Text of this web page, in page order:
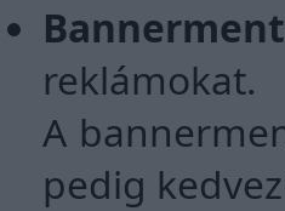
reklámokat.
A
pedig